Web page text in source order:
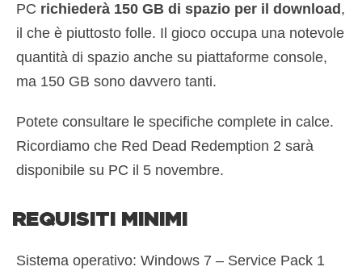
PC richiederà 150 GB di spazio per il download ,
il che è piuttosto folle. Il gioco occupa una notevole
quantità di spazio anche su piattaforme console,
ma 150 GB sono davvero tanti.
Potete consultare le specifiche complete in calce.
Ricordiamo che Red Dead Redemption 2 sarà
disponibile su PC il 5 novembre.
REQUISITI MINIMI
Sistema operativo: Windows 7 – Service Pack 1